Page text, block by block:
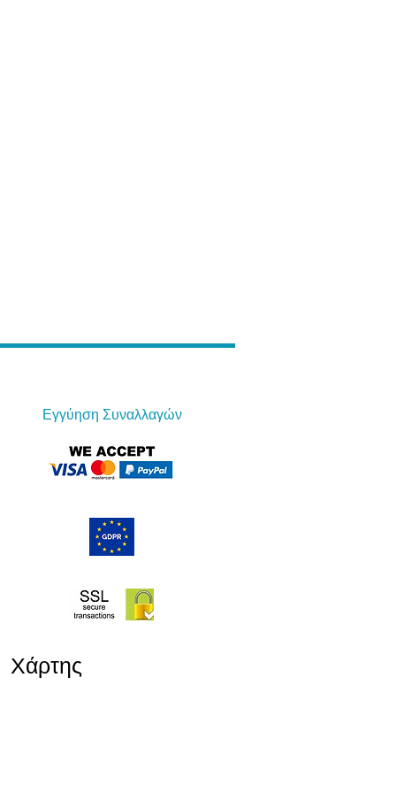
Εγγύηση Συναλλαγών
Χάρτης